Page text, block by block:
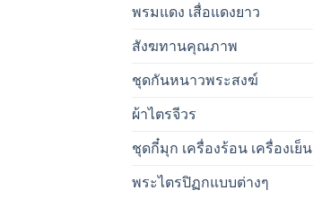
พรมแดง เสื่อแดงยาว
สังฆทานคุณภาพ
ชุดกันหนาวพระสงฆ์
ผ้าไตรจีวร
ชุดกี๋มุก เครื่องร้อน เครื่องเย็น
พระไตรปิฏกแบบต่างๆ